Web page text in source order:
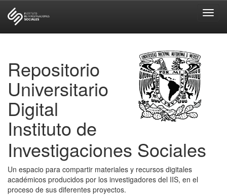
Repositorio
Universitario
Digital
Instituto de
Investigaciones Sociales
Un espacio para compartir materiales y recursos digitales
académicos producidos por los investigadores del IIS, en el
proceso de sus diferentes proyectos.